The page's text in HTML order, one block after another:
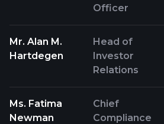
Officer
Mr. Alan M.
Hartdegen
Head of
Investor
Relations
Ms. Fatima
Newman
Chief
Compliance